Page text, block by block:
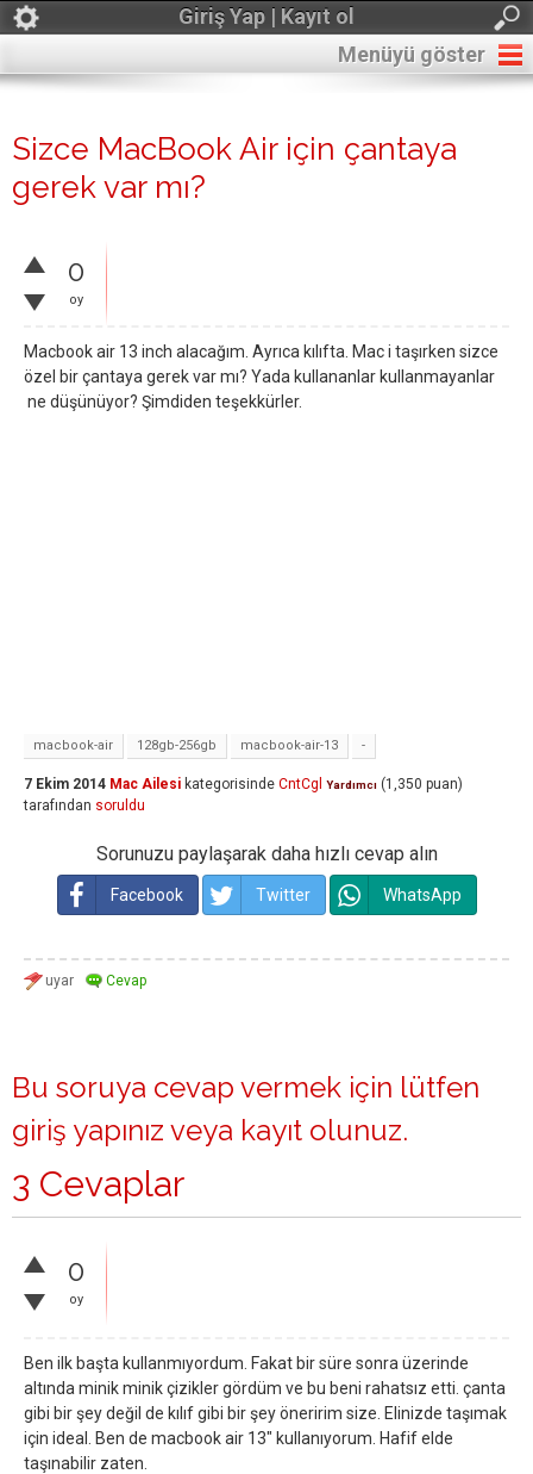
Giriş Yap | Kayıt ol
Menüyü göster
Sizce MacBook Air için çantaya
gerek var mı?
0
oy
Macbook air 13 inch alacağım. Ayrıca kılıfta. Mac i taşırken sizce
özel bir çantaya gerek var mı? Yada kullananlar kullanmayanlar
ne düşünüyor? Şimdiden teşekkürler.
macbook-air 128gb-256gb macbook-air-13 -
7 Ekim 2014 Mac Ailesi kategorisinde CntCgl Yardımcı (1,350 puan)
tarafından soruldu
Sorunuzu paylaşarak daha hızlı cevap alın
Facebook Twitter WhatsApp
Bu soruya cevap vermek için lütfen
giriş yapınız veya kayıt olunuz.
3 Cevaplar
0
oy
Ben ilk başta kullanmıyordum. Fakat bir süre sonra üzerinde
altında minik minik çizikler gördüm ve bu beni rahatsız etti. çanta
gibi bir şey değil de kılıf gibi bir şey öneririm size. Elinizde taşımak
için ideal. Ben de macbook air 13" kullanıyorum. Hafif elde
taşınabilir zaten.